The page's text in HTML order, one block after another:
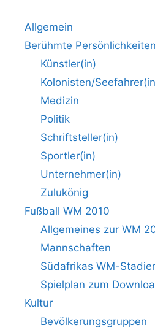
Allgemein
Berühmte Persönlichkeiten
Künstler(in)
Kolonisten/
Medizin
Politik
Schriftsteller(in)
Sportler(in)
Unternehmer(in)
Zulukönig
Fußball WM 2010
Allgemeines zur WM
Mannschaften
Südafrikas WM-
Spielplan zum
Kultur
Bevölkerungsgruppen